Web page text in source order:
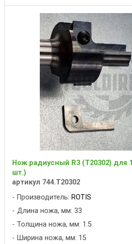
Нож радиусный R3 (T20302) для
шт.)
артикул 744.T20302
Производитель: ROTIS
Длина ножа, мм: 33
Толщина ножа, мм: 1.5
Ширина ножа, мм: 15